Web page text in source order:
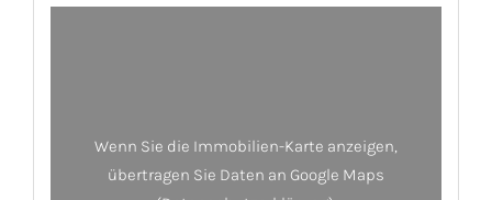
Wenn Sie die Immobilien-Karte anzeigen,
übertragen Sie Daten an Google Maps